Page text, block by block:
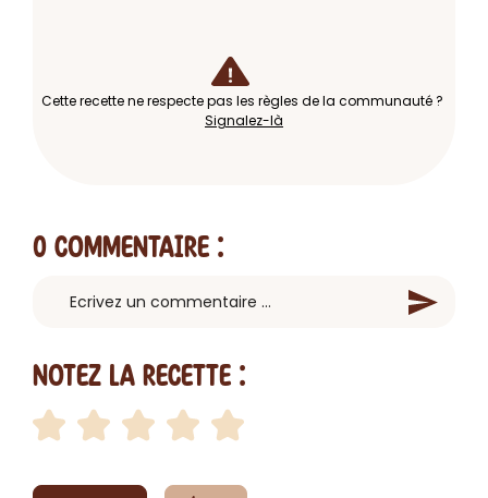
Cette recette ne respecte pas les règles de la communauté ?
Signalez-là
0 Commentaire :
Notez la recette :